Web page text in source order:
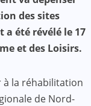
des sites
été révélé le 17
et des Loisirs.
à la réhabilitation
de Nord-